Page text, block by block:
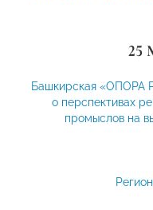
25
Башкирская «ОПОРА
о перспективах
промыслов на